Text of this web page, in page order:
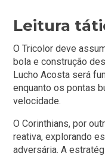
Leitura
O Tricolor deve
bola e construção
Lucho Acosta será
enquanto os pontas
velocidade.
O Corinthians, por
reativa, explorando
adversária. A